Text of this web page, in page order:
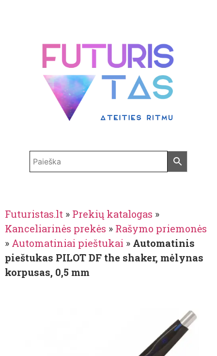
Futuristas.lt » Prekių katalogas »
Kanceliarinės prekės » Rašymo priemonės
» Automatiniai pieštukai » Automatinis
pieštukas PILOT DF the shaker, mėlynas
korpusas, 0,5 mm